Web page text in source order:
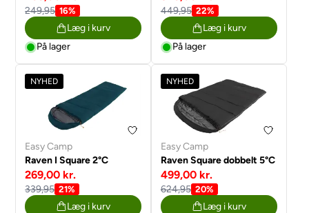
249,95 16%
Læg i kurv
På lager
449,95 22%
Læg i kurv
På lager
NYHED
Easy Camp
Raven I Square 2°C
269,00 kr.
339,95 21%
Læg i kurv
NYHED
Easy Camp
Raven Square dobbelt 5°C
499,00 kr.
624,95 20%
Læg i kurv